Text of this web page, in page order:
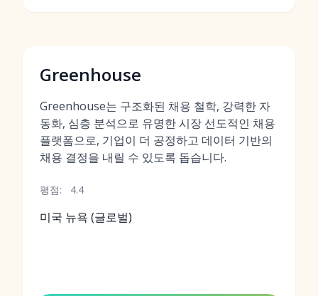
Greenhouse
Greenhouse는 구조화된 채용 철학, 강력한 자
동화, 심층 분석으로 유명한 시장 선도적인 채용
플랫폼으로, 기업이 더 공정하고 데이터 기반의
채용 결정을 내릴 수 있도록 돕습니다.
평점: 4.4
미국 뉴욕 (글로벌)